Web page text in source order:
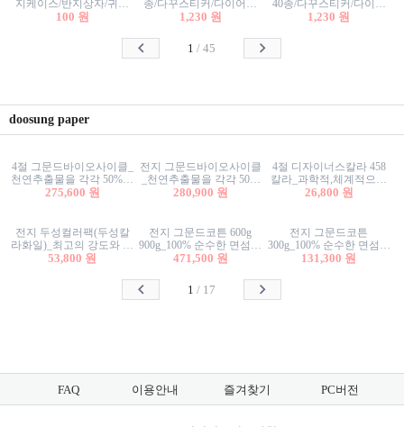
지케이스/반지상자/귀걸
이상자/귀걸이박스/악세
100 원
종/다꾸스티커/다이어리
꾸미기/꽃스티커/자연물
1,230 원
40종/다꾸스티커/다이어
리꾸미기/꽃스티커/자연
1,230 원
1 /45
doosung paper
4절 그문드바이오사이클_
천연추출물을 각각 50%이
상 함유한 친환경그래픽
275,600 원
전지 그문드바이오사이클
_천연추출물을 각각 50%
이상 함유한 친환경그래
280,900 원
4절 디자이너스칼라 458
칼라_과학적,체계적으로
분류된 200색을 갖춘 색지
26,800 원
전지 두성컬러팩(두성칼
라화일)_최고의 강도와 평
활성을 지닌 다양한 컬러
53,800 원
전지 그문드코튼 600g
900g_100% 순수한 면섬유
로 만든 친환경프리미엄
471,500 원
전지 그문드코튼
300g_100% 순수한 면섬유
로 만든 친환경프리미엄
131,300 원
1 / 17
FAQ 이용안내 즐겨찾기 PC버전